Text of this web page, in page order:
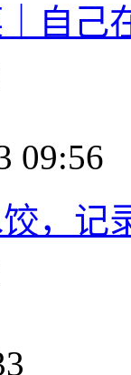
自己
09:56
，记